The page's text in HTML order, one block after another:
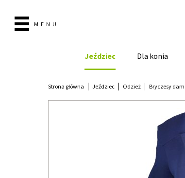
MENU
Jeździec Dla konia
Strona główna Jeździec Odzież Bryczesy